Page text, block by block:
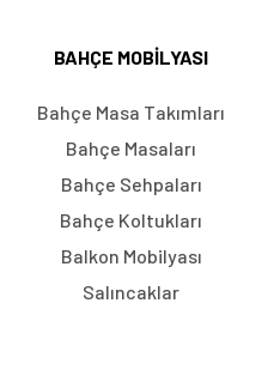
BAHÇE MOBILYASI
Bahçe Masa Takımları
Bahçe Masaları
Bahçe Sehpaları
Bahçe Koltukları
Balkon Mobilyası
Salıncaklar